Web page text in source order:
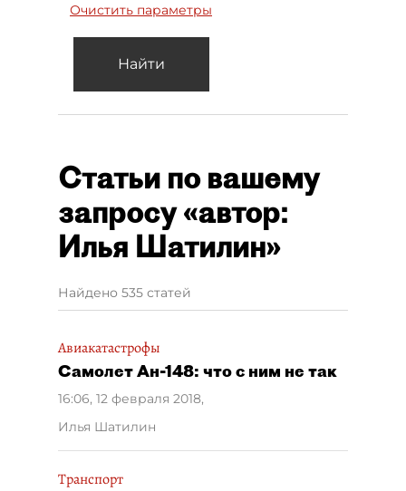
Найти
Очистить параметры
Статьи по вашему
запросу «автор:
Илья Шатилин»
Найдено 535 статей
Авиакатастрофы
Самолет Ан-148: что с ним не так
16:06, 12 февраля 2018,
Илья Шатилин
Транспорт